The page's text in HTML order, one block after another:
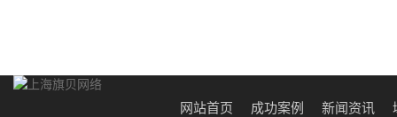
网站首页 成功案例 新闻资讯